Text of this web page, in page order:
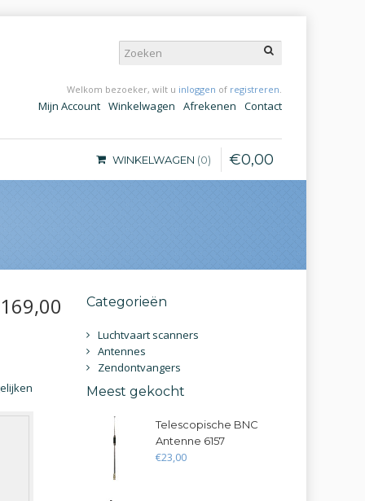
Welkom bezoeker, wilt u inloggen of registreren.
Mijn Account Winkelwagen Afrekenen Contact
WINKELWAGEN 0 €0,00
169,00 Categorieën
Luchtvaart scanners
Antennes
Zendontvangers
Meest gekocht
Telescopische BNC
Antenne 6157
€23,00